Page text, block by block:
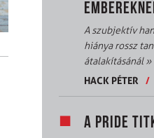
A szubjektív
hiánya rossz
átalakításánál»
HACK PÉTER
/
A PRIDE